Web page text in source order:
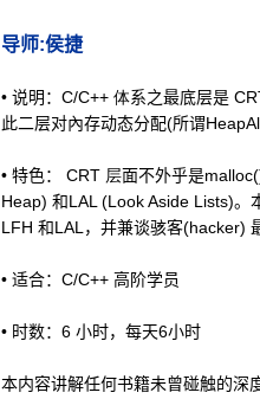
导师:侯捷
• 说明： C/C++ 体系之最底层是
此二层对內存动态分配(所谓
• 特色： CRT 层面不外乎是
Heap) 和LAL (Look Aside Lists)。
LFH 和LAL ，并兼谈骇客(hacker)
• 适合： C/C++ 高阶学员
• 时数： 6 小时，每天6小时
本内容讲解任何书籍未曾碰触的深